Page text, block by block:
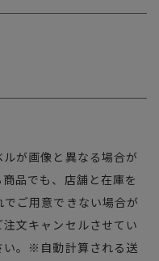
が画像と異なる場合が
品でも、店舗と在庫を
ご用意できない場合が
文キャンセルさせてい
い。※自動計算される送